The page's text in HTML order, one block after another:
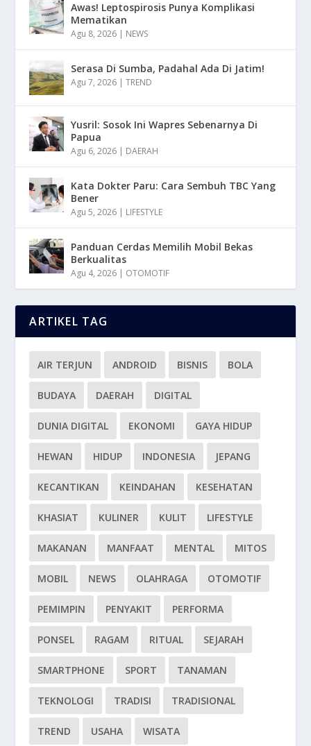
Awas! Leptospirosis Punya Komplikasi
Mematikan
Agu 8, 2026 | NEWS
Serasa Di Sumba, Padahal Ada Di Jatim!
Agu 7, 2026 |TREND
Yusril: Sosok Ini Wapres Sebenarnya Di
Papua
Agu 6, 2026 | DAERAH
Kata Dokter Paru: Cara Sembuh TBC Yang
Bener
Agu 5, 2026 | LIFESTYLE
Panduan Cerdas Memilih Mobil Bekas
Berkualitas
Agu 4, 2026 | OTOMOTIF
ARTIKEL TAG
AIR TERJUN ANDROID BISNIS BOLA
BUDAYA DAERAH DIGITAL
DUNIA DIGITAL EKONOMI GAYA HIDUP
HEWAN HIDUP INDONESIA JEPANG
KECANTIKAN KEINDAHAN KESEHATAN
KHASIAT KULINER KULIT LIFESTYLE
MAKANAN MANFAAT MENTAL MITOS
MOBIL NEWS OLAHRAGA OTOMOTIF
PEMIMPIN PENYAKIT PERFORMA
PONSEL RAGAM RITUAL SEJARAH
SMARTPHONE SPORT TANAMAN
TEKNOLOGI TRADISI TRADISIONAL
TREND USAHA WISATA